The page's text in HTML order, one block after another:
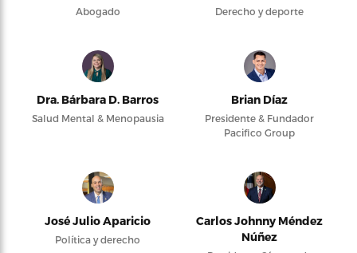
Abogado Derecho y deporte
Dra. Bárbara D. Barros
Salud Mental & Menopausia
Brian Díaz
Presidente & Fundador
Pacifico Group
José Julio Aparicio
Política y derecho
Carlos Johnny Méndez
Núñez